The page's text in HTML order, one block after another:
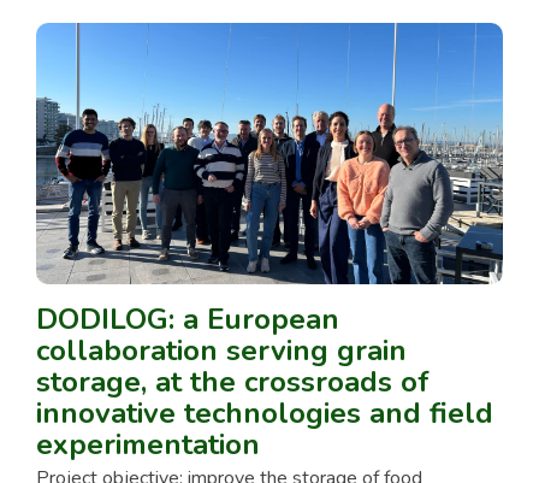
DODILOG: a European
collaboration serving grain
storage, at the crossroads of
innovative technologies and field
experimentation